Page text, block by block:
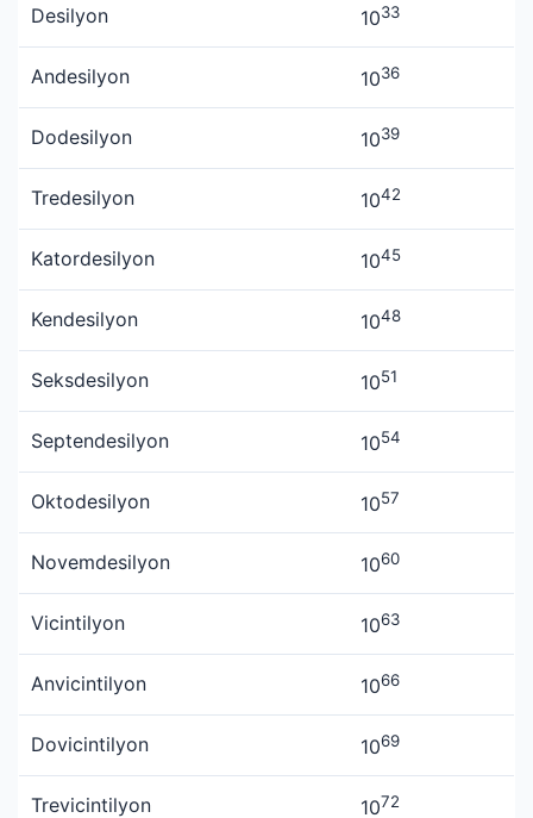
Desilyon 1033
Andesilyon 1036
Dodesilyon 1039
Tredesilyon 1042
Katordesilyon 1045
Kendesilyon 1048
Seksdesilyon 1051
Septendesilyon 1054
Oktodesilyon 1057
Novemdesilyon 1060
Vicintilyon 1063
Anvicintilyon 1066
Dovicintilyon 1069
Trevicintilyon 1072